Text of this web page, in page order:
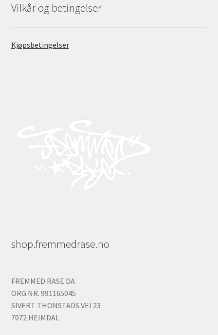
Vilkår og betingelser
Kjøpsbetingelser
shop.fremmedrase.no
FREMMED RASE DA
ORG.NR. 991165045
SIVERT THONSTADS VEI 23
7072 HEIMDAL